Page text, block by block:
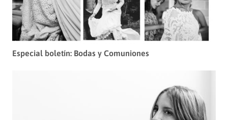
Especial boletín: Bodas y Comuniones